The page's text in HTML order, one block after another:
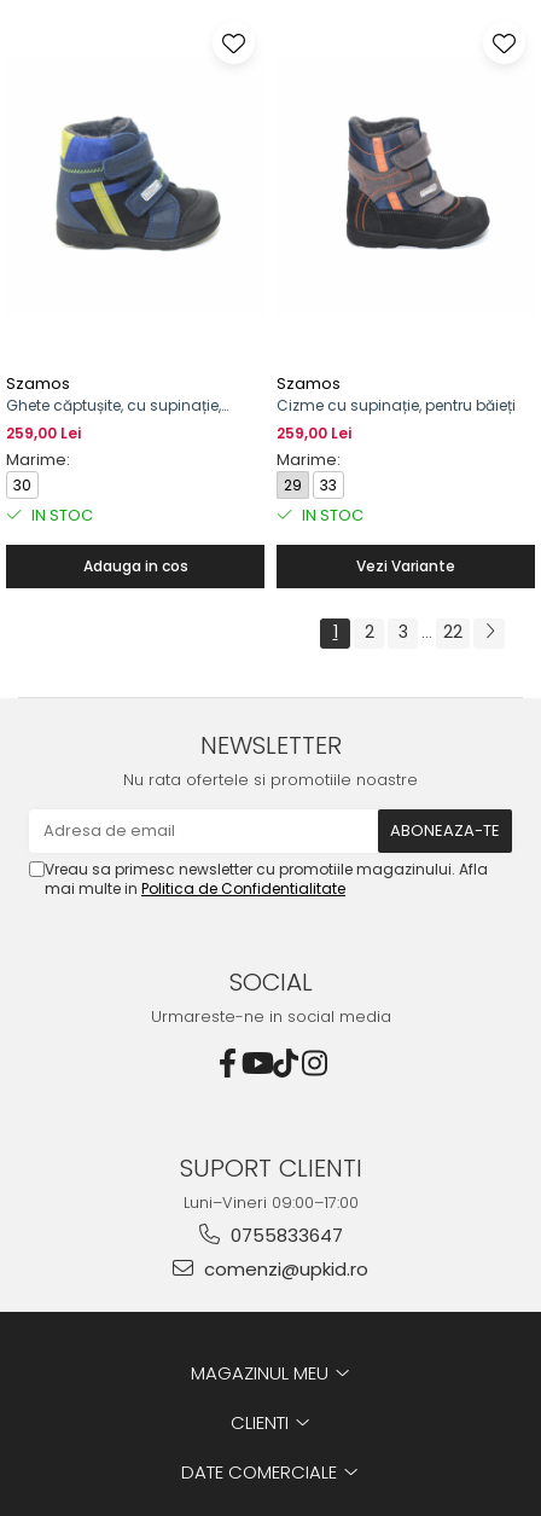
Szamos
Ghete căptușite, cu supinație,
pentru băieți, supinat
259,00 Lei
Marime:
30
IN STOC
Adauga in cos
Szamos
Cizme cu supinație, pentru băieți
259,00 Lei
Marime:
29 33
IN STOC
Vezi Variante
1 2 3 ... 22
NEWSLETTER
Nu rata ofertele si promotiile noastre
Vreau sa primesc newsletter cu promotiile magazinului. Afla
mai multe in Politica de Confidentialitate
SOCIAL
Urmareste-ne in social media
SUPORT CLIENTI
Luni–Vineri 09:00–17:00
0755833647
comenzi@upkid.ro
MAGAZINUL MEU
CLIENTI
DATE COMERCIALE